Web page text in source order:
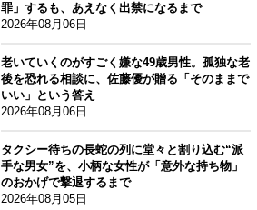
罪」するも、あえなく出禁になるまで
2026年08月06日
老いていくのがすごく嫌な49歳男性。孤独な老
後を恐れる相談に、佐藤優が贈る「そのままで
いい」という答え
2026年08月06日
タクシー待ちの長蛇の列に堂々と割り込む“派
手な男女”を、小柄な女性が「意外な持ち物」
のおかげで撃退するまで
2026年08月05日